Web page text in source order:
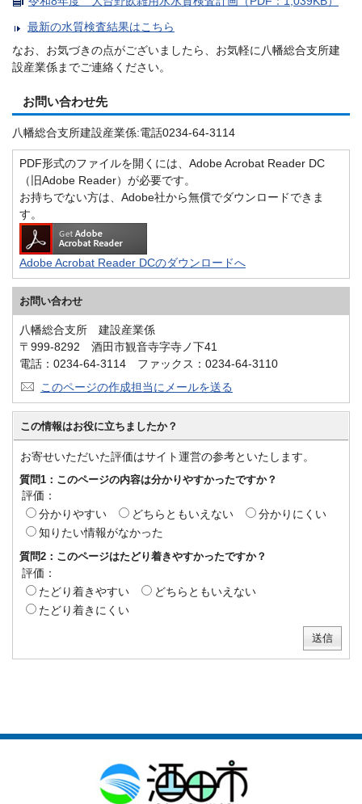
最新の水質検査結果はこちら
なお、お気づきの点がございましたら、お気軽に八幡総合支所建
設産業係までご連絡ください。
お問い合わせ先
八幡総合支所建設産業係:電話0234-64-3114
PDF形式のファイルを開くには、Adobe Acrobat Reader DC
（旧Adobe Reader）が必要です。
お持ちでない方は、Adobe社から無償でダウンロードできま
す。
Adobe Acrobat Reader DCのダウンロードへ
お問い合わせ
八幡総合支所 建設産業係
〒999-8292 酒田市観音寺字寺ノ下41
電話：0234-64-3114 ファックス：0234-64-3110
このページの作成担当にメールを送る
この情報はお役に立ちましたか？
お寄せいただいた評価はサイト運営の参考といたします。
質問1：このページの内容は分かりやすかったですか？
評価：
分かりやすい
どちらともいえない
分かりにくい
知りたい情報がなかった
質問2：このページはたどり着きやすかったですか？
評価：
たどり着きやすい
どちらともいえない
たどり着きにくい